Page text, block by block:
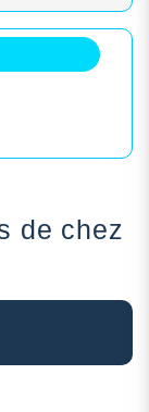
de chez